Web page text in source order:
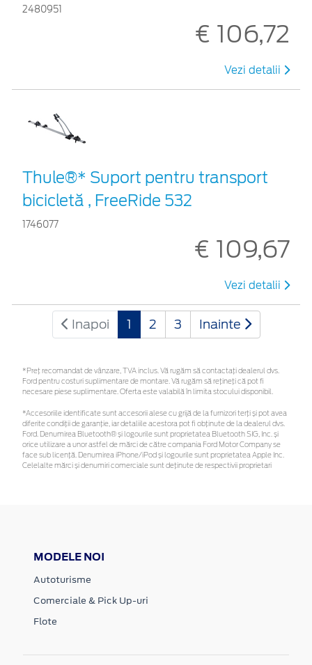
2480951
€ 106,72
Vezi detalii
Thule®* Suport pentru transport
bicicletă , FreeRide 532
1746077
€ 109,67
Vezi detalii
Inapoi 1 2 3 Inainte
*Preţ recomandat de vânzare, TVA inclus. Vă rugăm să contactaţi dealerul dvs.
Ford pentru costuri suplimentare de montare. Vă rugăm să rețineți că pot fi
necesare piese suplimentare. Oferta este valabilă în limita stocului disponibil.
*Accesoriile identificate sunt accesorii alese cu grijă de la furnizori terți și pot avea
diferite condiții de garanție, iar detaliile acestora pot fi obținute de la dealerul dvs.
Ford. Denumirea Bluetooth® și logourile sunt proprietatea Bluetooth SIG, Inc. și
orice utilizare a unor astfel de mărci de către compania Ford Motor Company se
face sub licență. Denumirea iPhone/iPod și logourile sunt proprietatea Apple Inc.
Celelalte mărci și denumiri comerciale sunt deținute de respectivii proprietari
MODELE NOI
Autoturisme
Comerciale & Pick Up-uri
Flote